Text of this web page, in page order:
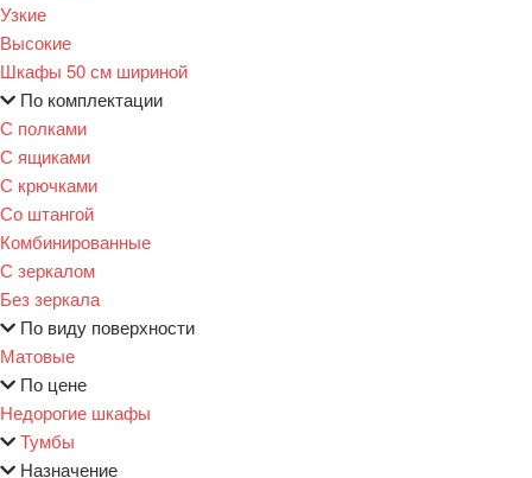
Узкие
Высокие
Шкафы 50 см шириной
По комплектации
С полками
С ящиками
С крючками
Со штангой
Комбинированные
С зеркалом
Без зеркала
По виду поверхности
Матовые
По цене
Недорогие шкафы
Тумбы
Назначение